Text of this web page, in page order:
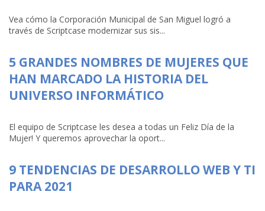
Vea cómo la Corporación Municipal de San Miguel logró a
través de Scriptcase modernizar sus sis...
5 GRANDES NOMBRES DE MUJERES QUE
HAN MARCADO LA HISTORIA DEL
UNIVERSO INFORMÁTICO
El equipo de Scriptcase les desea a todas un Feliz Día de la
Mujer! Y queremos aprovechar la oport...
9 TENDENCIAS DE DESARROLLO WEB Y TI
PARA 2021